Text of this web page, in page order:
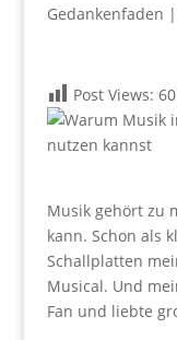
Gedankenfaden |
Post Views:
Musik gehört zu
kann. Schon als
Schallplatten
Musical. Und
Fan und liebte